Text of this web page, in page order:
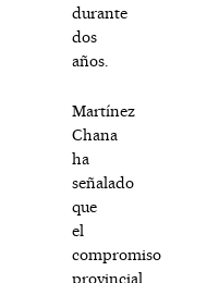
durante
dos
años.
Martínez
Chana
ha
señalado
que
el
compromiso
provincial